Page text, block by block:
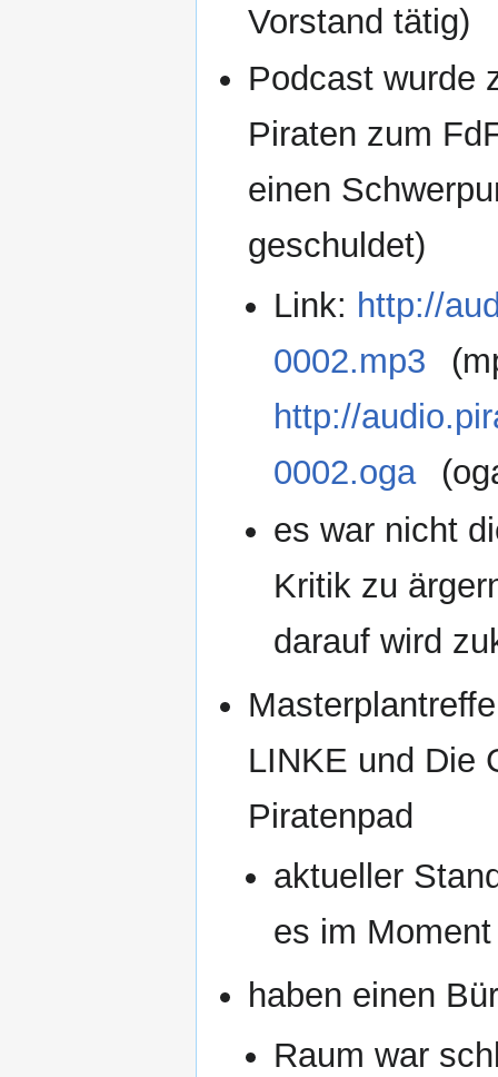
Vorstand tätig)
Podcast wurde
Piraten zum
einen
geschuldet)
Link: http://
0002.mp3
http://
0002.oga
es war nicht
Kritik zu
darauf wird
LINKE und Die
Piratenpad
aktueller
es im
haben einen
Raum war